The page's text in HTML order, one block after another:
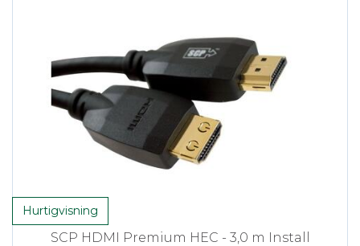
Hurtigvisning
SCP HDMI Premium HEC - 3,0 m Install